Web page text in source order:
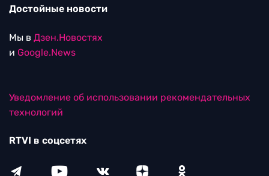
Достойные новости
Мы в Дзен.Новостях
и Google.News
Уведомление об использовании рекомендательных
технологий
RTVI в соцсетях